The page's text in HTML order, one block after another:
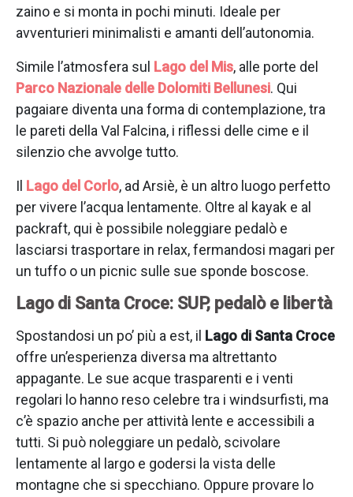
zaino e si monta in pochi minuti. Ideale per
avventurieri minimalisti e amanti dell’autonomia.
Simile l’atmosfera sul Lago del Mis, alle porte del
Parco Nazionale delle Dolomiti Bellunesi. Qui
pagaiare diventa una forma di contemplazione, tra
le pareti della Val Falcina, i riflessi delle cime e il
silenzio che avvolge tutto.
Il Lago del Corlo, ad Arsiè, è un altro luogo perfetto
per vivere l’acqua lentamente. Oltre al kayak e al
packraft, qui è possibile noleggiare pedalò e
lasciarsi trasportare in relax, fermandosi magari per
un tuffo o un picnic sulle sue sponde boscose.
Lago di Santa Croce: SUP, pedalò e libertà
Spostandosi un po’ più a est, il Lago di Santa Croce
offre un’esperienza diversa ma altrettanto
appagante. Le sue acque trasparenti e i venti
regolari lo hanno reso celebre tra i windsurfisti, ma
c’è spazio anche per attività lente e accessibili a
tutti. Si può noleggiare un pedalò, scivolare
lentamente al largo e godersi la vista delle
montagne che si specchiano. Oppure provare lo